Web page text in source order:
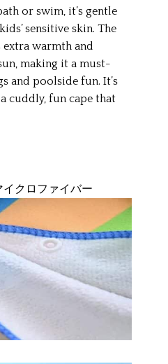
or swim, it’s gentle
sensitive skin. The
warmth and
making it a must-
and poolside fun. It’s
cuddly, fun cape that
クロファイバー